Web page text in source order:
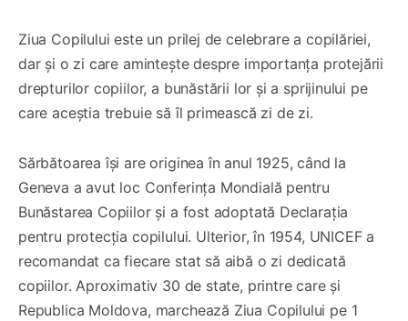
Ziua Copilului este un prilej de celebrare a copilăriei,
dar și o zi care amintește despre importanța protejării
drepturilor copiilor, a bunăstării lor și a sprijinului pe
care aceștia trebuie să îl primească zi de zi.
Sărbătoarea își are originea în anul 1925, când la
Geneva a avut loc Conferința Mondială pentru
Bunăstarea Copiilor și a fost adoptată Declarația
pentru protecția copilului. Ulterior, în 1954, UNICEF a
recomandat ca fiecare stat să aibă o zi dedicată
copiilor. Aproximativ 30 de state, printre care și
Republica Moldova, marchează Ziua Copilului pe 1